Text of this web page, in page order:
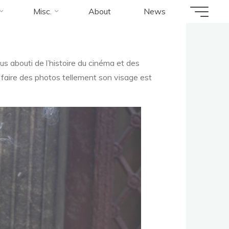
Misc. About News
abouti de l’histoire du cinéma et des
faire des photos tellement son visage est